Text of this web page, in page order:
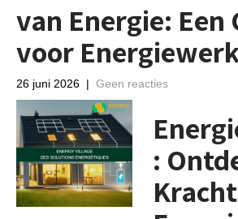
van Energie: Een
voor
26 juni 2026 | Geen reacties
: